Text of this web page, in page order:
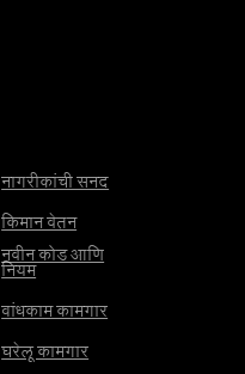
नागरीकांची सनद
किमान वेतन
नवीन कोड आणि
नियम
बांधकाम कामगार
घरेलू कामगार